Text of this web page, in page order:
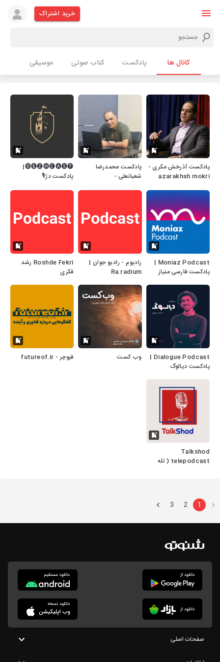
خرید اشتراک
کانال ها پادکست کتاب صوتی موسیقی
پادکست آذرخش مکری -
azarakhsh mokri
پادکست محمدرضا
شعبانعلی -
shabanali
🅓🅔🅩🅗🅒🅐🅢🅣|
پادکست دژ🎙
Moniaz Podcast |
پادکست فارسی منیاز
رادیوم - رادیو جوان |
Ra.radium
Roshde Fekri رشد
فکری
Dialogue Podcast |
پادکست دیالوگ
وب کست فیوچر - futureof.ir
Talkshod
telepodcast ( تله
1
2
3
صفحات اصلی